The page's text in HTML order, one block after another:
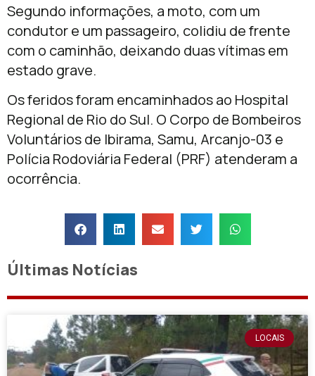
Segundo informações, a moto, com um
condutor e um passageiro, colidiu de frente
com o caminhão, deixando duas vítimas em
estado grave.
Os feridos foram encaminhados ao Hospital
Regional de Rio do Sul. O Corpo de Bombeiros
Voluntários de Ibirama, Samu, Arcanjo-03 e
Polícia Rodoviária Federal (PRF) atenderam a
ocorrência.
Últimas Notícias
LOCAIS